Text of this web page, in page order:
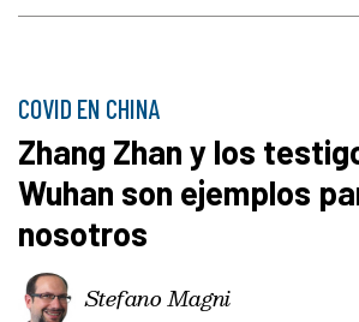
COVID EN CHINA
Zhang Zhan y los
Wuhan son ejemplos
nosotros
Stefano Magni